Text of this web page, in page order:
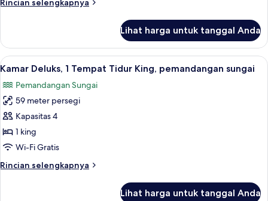
tidur,
(1
King
Suite
Deluks,
1
tidur,
pemandangan
(1
King
Bed)
Lihat harga untuk tanggal Anda
Lihat
semua
foto
untuk
Kamar
Deluks,
1
Tidur
Seprai premium, selimut bulu
4
Kamar Deluks, 1 Tempat Tidur King, pemandangan sungai
Pemandangan Sungai
59 meter persegi
Kapasitas 4
1 king
Wi-Fi Gratis
Rincian selengkapnya
Rincian
Lihat harga untuk tanggal Anda